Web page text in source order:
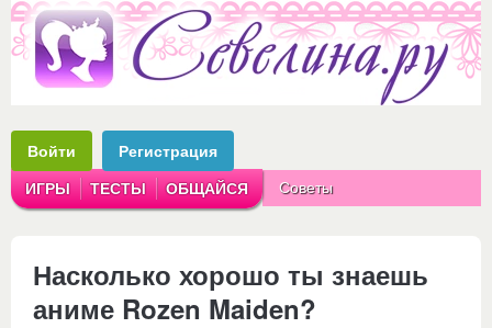
Войти Регистрация
ИГРЫ ТЕСТЫ ОБЩАЙСЯ Советы
Насколько хорошо ты знаешь
аниме Rozen Maiden?